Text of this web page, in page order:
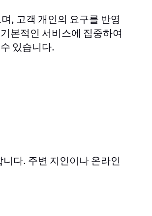
, 고객 개인의 요구를 반영
본적인 서비스에 집중하여
있습니다.
다. 주변 지인이나 온라인